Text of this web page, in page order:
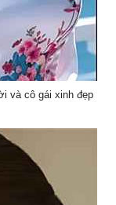
và cô gái xinh đẹp